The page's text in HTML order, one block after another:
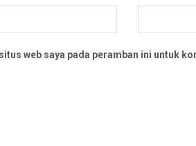
web saya pada peramban ini untuk